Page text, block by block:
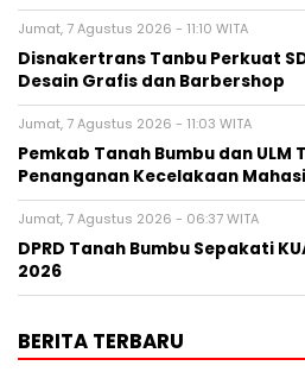
Jumat, 7 Agustus 2026 - 11:10 WITA
Disnakertrans Tanbu Perkuat
Desain Grafis dan Barbershop
Jumat, 7 Agustus 2026 - 11:03 WITA
Pemkab Tanah Bumbu dan ULM
Penanganan Kecelakaan
Jumat, 7 Agustus 2026 - 06:37 WITA
DPRD Tanah Bumbu Sepakati
2026
BERITA TERBARU